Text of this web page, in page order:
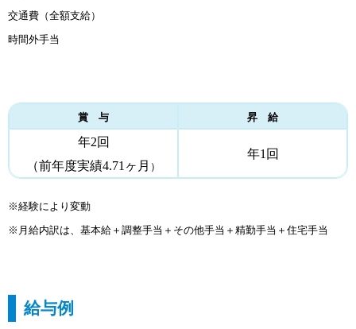
交通費（全額支給）
時間外手当
賞 与 昇 給
年2回
（前年度実績4.71ヶ月 ）
年1回
※経験により変動
※月給内訳は、基本給＋調整手当＋その他手当＋精勤手当＋住宅手当
給与例